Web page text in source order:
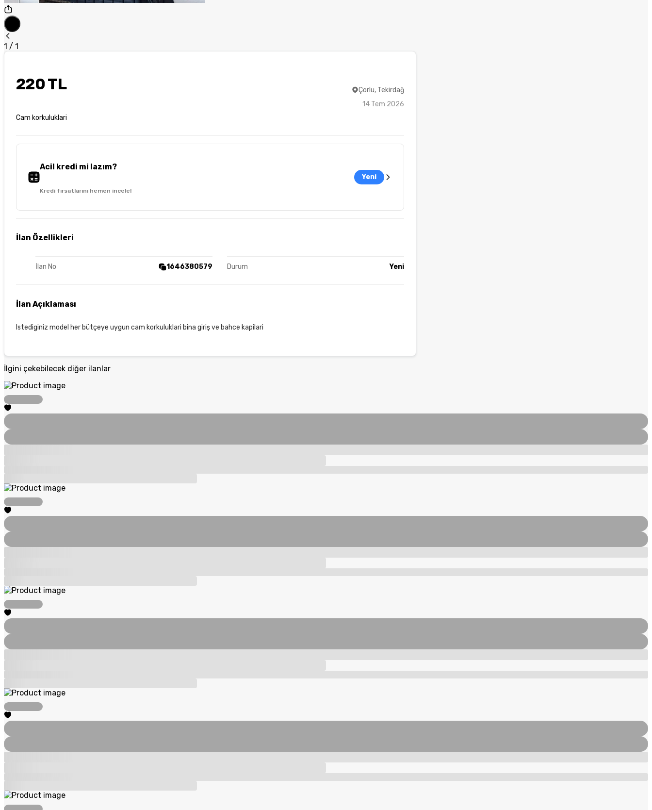
1 / 1
220 TL
Cam korkuluklari
Çorlu, Tekirdağ
14 Tem 2026
Acil kredi mi lazım?
Kredi fırsatlarını hemen incele!
Yeni
İlan Özellikleri
İlan No 1646380579 Durum Yeni
İlan Açıklaması
Istediginiz model her bütçeye uygun cam korkuluklari bina giriş ve bahce kapilari
İlgini çekebilecek diğer ilanlar